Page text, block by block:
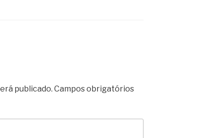
publicado. Campos obrigatórios